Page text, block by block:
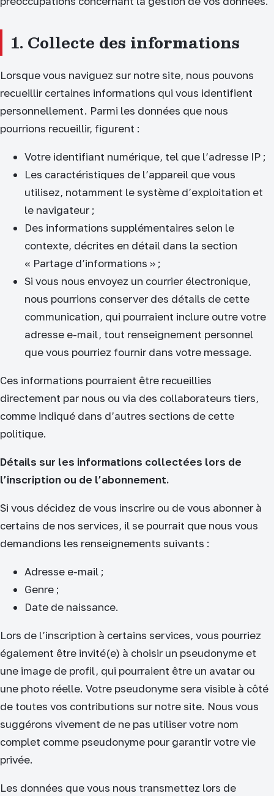
1. Collecte des informations
Lorsque vous naviguez sur notre site, nous pouvons
recueillir certaines informations qui vous identifient
personnellement. Parmi les données que nous
pourrions recueillir, figurent :
Votre identifiant numérique, tel que l’adresse IP ;
Les caractéristiques de l’appareil que vous
utilisez, notamment le système d’exploitation et
le navigateur ;
Des informations supplémentaires selon le
contexte, décrites en détail dans la section
« Partage d’informations » ;
Si vous nous envoyez un courrier électronique,
nous pourrions conserver des détails de cette
communication, qui pourraient inclure outre votre
adresse e-mail, tout renseignement personnel
que vous pourriez fournir dans votre message.
Ces informations pourraient être recueillies
directement par nous ou via des collaborateurs tiers,
comme indiqué dans d’autres sections de cette
politique.
Détails sur les informations collectées lors de
l’inscription ou de l’abonnement.
Si vous décidez de vous inscrire ou de vous abonner à
certains de nos services, il se pourrait que nous vous
demandions les renseignements suivants :
Adresse e-mail ;
Genre ;
Date de naissance.
Lors de l’inscription à certains services, vous pourriez
également être invité(e) à choisir un pseudonyme et
une image de profil, qui pourraient être un avatar ou
une photo réelle. Votre pseudonyme sera visible à côté
de toutes vos contributions sur notre site. Nous vous
suggérons vivement de ne pas utiliser votre nom
complet comme pseudonyme pour garantir votre vie
privée.
Les données que vous nous transmettez lors de